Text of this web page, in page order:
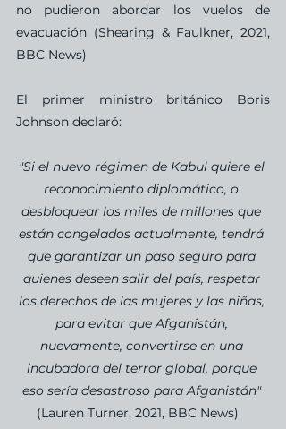
no pudieron abordar los vuelos de
evacuación (Shearing & Faulkner, 2021,
BBC News)
El primer ministro británico Boris
Johnson declaró:
"Si el nuevo régimen de Kabul quiere el
reconocimiento diplomático, o
desbloquear los miles de millones que
están congelados actualmente, tendrá
que garantizar un paso seguro para
quienes deseen salir del país, respetar
los derechos de las mujeres y las niñas,
para evitar que Afganistán,
nuevamente, convertirse en una
incubadora del terror global, porque
eso sería desastroso para Afganistán"
(Lauren Turner, 2021, BBC News)